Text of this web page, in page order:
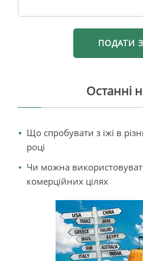
Останні
Що спробувати з їжі в
році
Чи можна
комерційних цілях